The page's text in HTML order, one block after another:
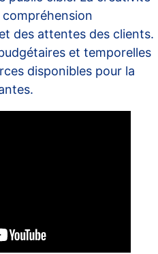
compréhension
des attentes des clients.
et temporelles
disponibles pour la